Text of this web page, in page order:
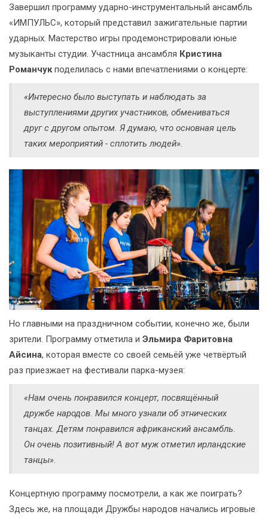
Завершил программу ударно-инструментальный ансамбль
«ИМПУЛЬС», который представил зажигательные партии
ударных. Мастерство игры продемонстрировали юные
музыканты студии. Участница ансамбля Кристина
Романчукподелилась с нами впечатлениями о концерте:
«Интересно было выступать и наблюдать за
выступлениями других участников, обмениваться
друг с другом опытом. Я думаю, что основная цель
таких мероприятий - сплотить людей».
Но главными на праздничном событии, конечно же, были
зрители. Программу отметила и Эльмира Фаритовна
Айсина, которая вместе со своей семьёй уже четвёртый
раз приезжает на фестивали парка-музея:
«Нам очень понравился концерт, посвящённый
дружбе народов. Мы много узнали об этнических
танцах. Детям понравился африканский ансамбль.
Он очень позитивный! А вот муж отметил ирландские
танцы».
Концертную программу посмотрели, а как же поиграть?
Здесь же, на площади Дружбы народов начались игровые